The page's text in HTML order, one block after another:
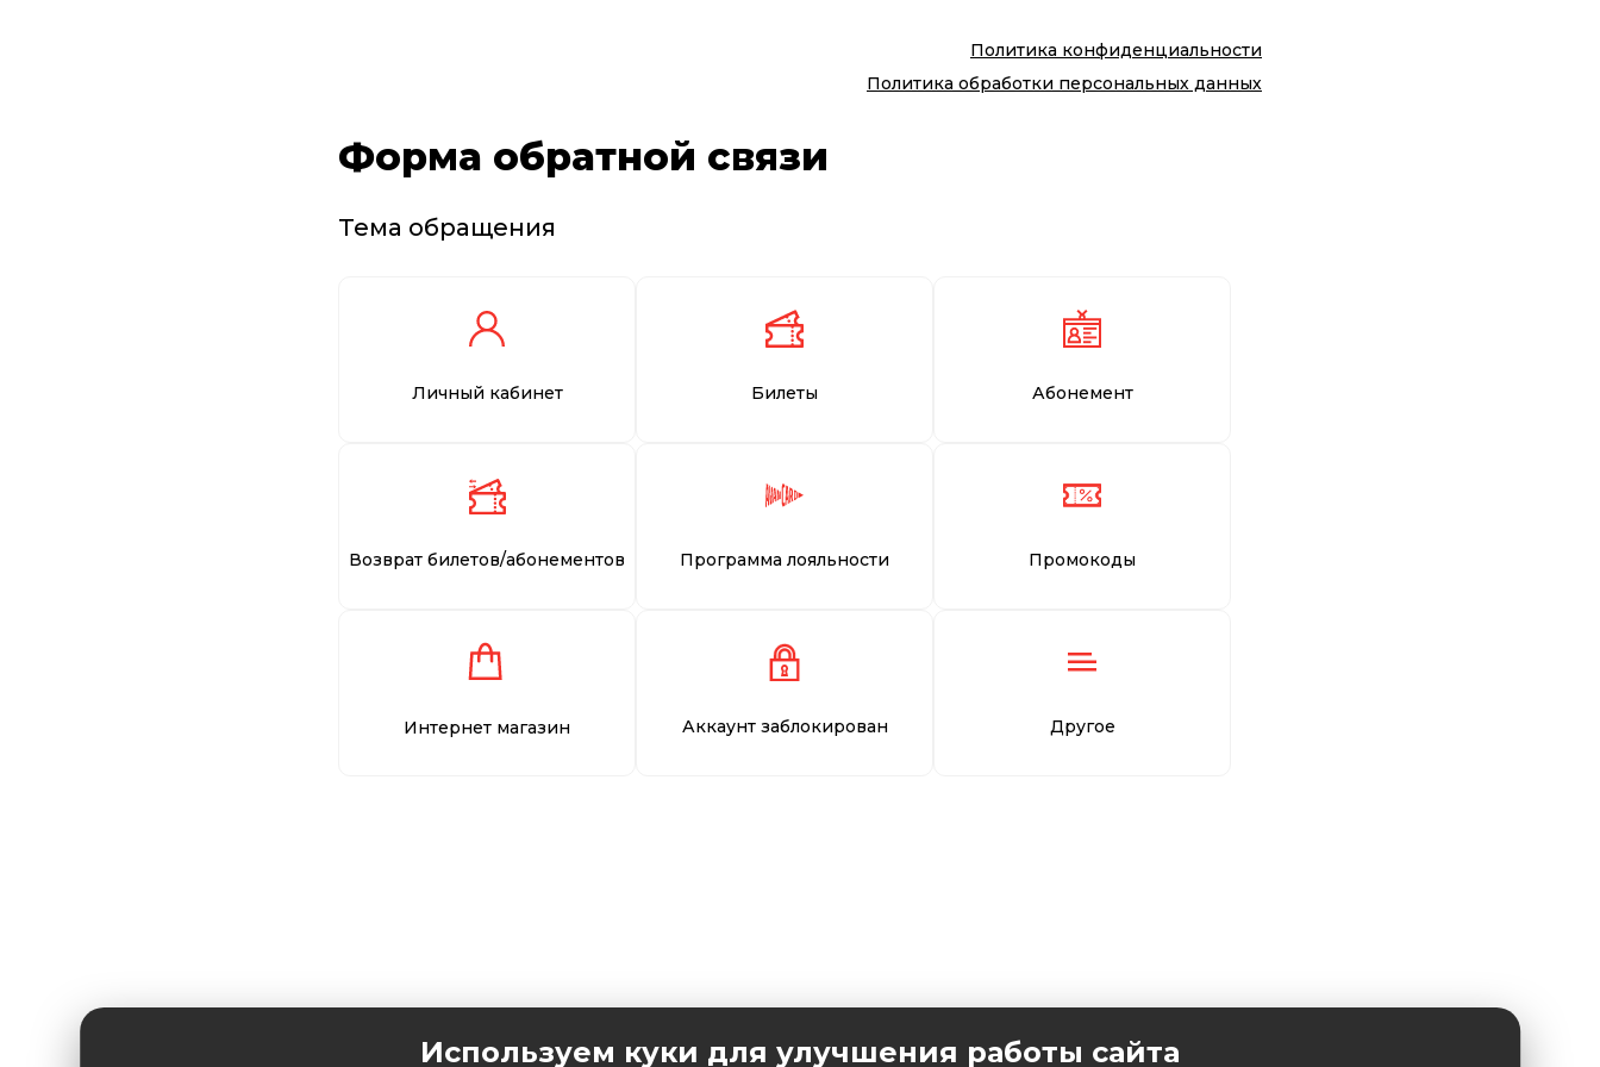
Политика конфиденциальности
Политика обработки персональных данных
Форма обратной связи
Тема обращения
Личный кабинет Билеты Абонемент
Возврат билетов/абонементов Программа лояльности Промокоды
Интернет магазин Аккаунт заблокирован Другое
Используем куки для улучшения работы сайта